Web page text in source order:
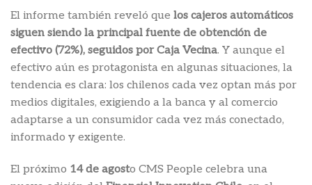
El informe también reveló que los cajeros automáticos
siguen siendo la principal fuente de obtención de
efectivo (72%), seguidos por Caja Vecina. Y aunque el
efectivo aún es protagonista en algunas situaciones, la
tendencia es clara: los chilenos cada vez optan más por
medios digitales, exigiendo a la banca y al comercio
adaptarse a un consumidor cada vez más conectado,
informado y exigente.
El próximo 14 de agosto CMS People celebra una